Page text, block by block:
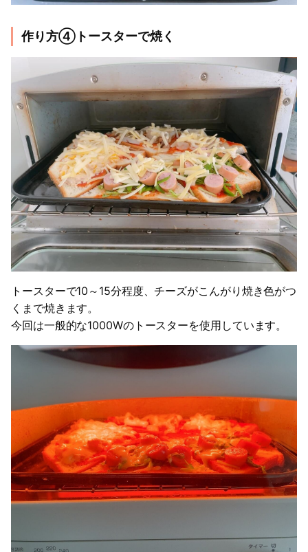
作り方④トースターで焼く
トースターで10～15分程度、チーズがこんがり焼き色がつ
くまで焼きます。
今回は一般的な1000Wのトースターを使用しています。